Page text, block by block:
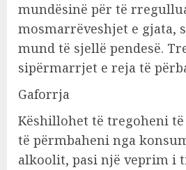
mundësinë për të
mosmarrëveshjet e gjata,
mund të sjellë pendesë.
sipërmarrjet e reja të
Gaforrja
Këshillohet të tregoheni
të përmbaheni nga
alkoolit, pasi një veprim i